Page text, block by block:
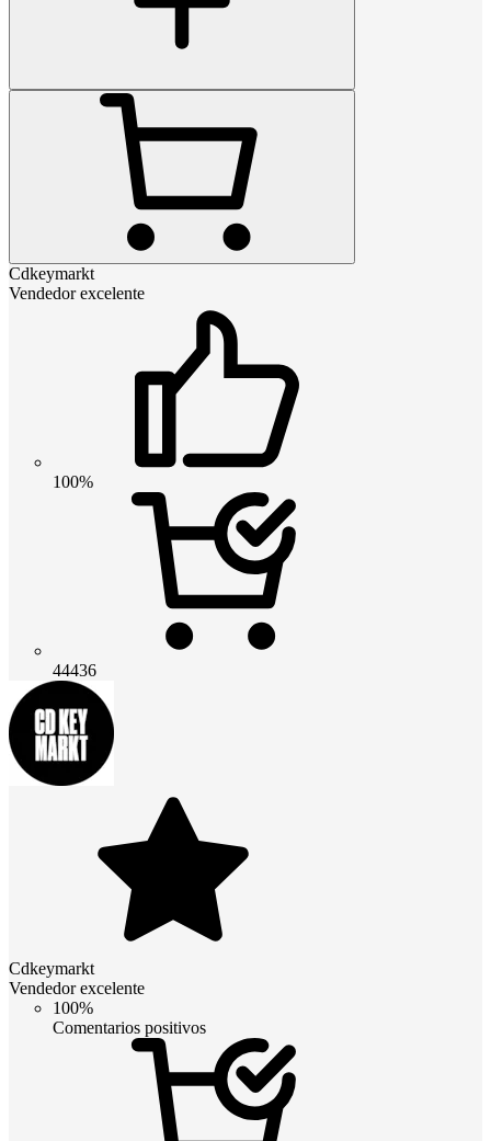
Cdkeymarkt
Vendedor excelente
100%
44436
Cdkeymarkt
Vendedor excelente
100%
Comentarios positivos